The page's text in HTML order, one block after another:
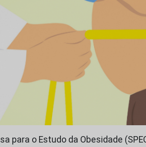
para o Estudo da Obesidade